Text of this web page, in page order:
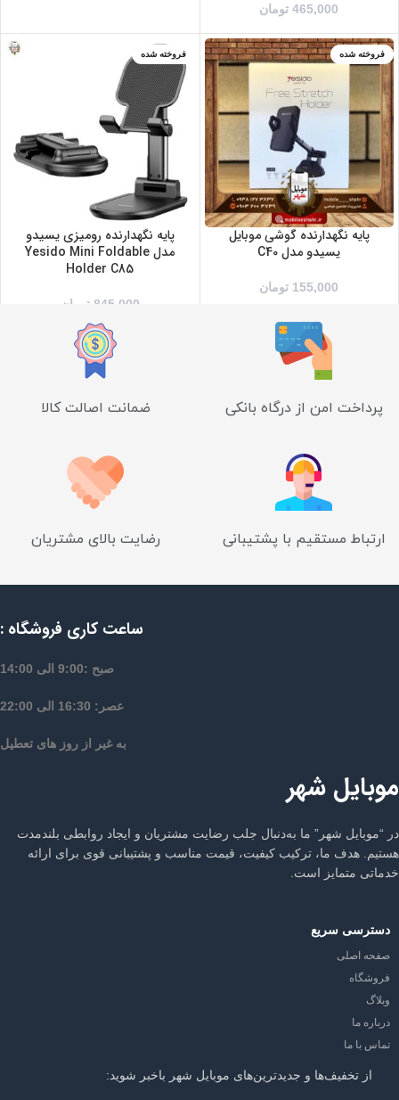
465,000 تومان
فروخته شده
پایه نگهدارنده گوشی موبایل
یسیدو مدل C40
155,000 تومان
فروخته شده
پایه نگهدارنده رومیزی یسیدو
مدل Yesido Mini Foldable
Holder C85
845,000 تومان
پرداخت امن از درگاه بانکی ضمانت اصالت کالا
ارتباط مستقیم با پشتیبانی رضایت بالای مشتریان
ساعت کاری فروشگاه :
صبح :9:00 الی 14:00
عصر: 16:30 الی 22:00
به غیر از روز های تعطیل
موبایل شهر
در “موبایل شهر” ما به‌دنبال جلب رضایت مشتریان و ایجاد روابطی بلندمدت
هستیم. هدف ما، ترکیب کیفیت، قیمت مناسب و پشتیبانی قوی برای ارائه
خدماتی متمایز است.
دسترسی سریع
صفحه اصلی
فروشگاه
وبلاگ
درباره ما
تماس با ما
از تخفیف‌ها و جدیدترین‌های موبایل شهر باخبر شوید: